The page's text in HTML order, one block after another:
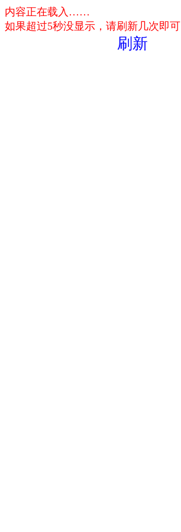
内容正在载入……
如果超过5秒没显示，请刷新几次即可
刷新